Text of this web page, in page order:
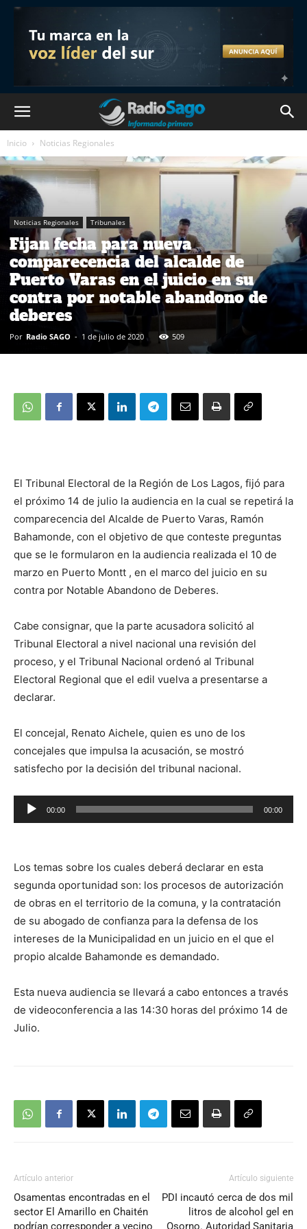
Inicio Noticias Regionales
Noticias Regionales Tribunales
Fijan fecha para nueva
comparecencia del alcalde de
Puerto Varas en el juicio en su
contra por notable abandono de
deberes
Por Radio SAGO - 1 de julio de 2020 509
El Tribunal Electoral de la Región de Los Lagos, fijó para
el próximo 14 de julio la audiencia en la cual se repetirá la
comparecencia del Alcalde de Puerto Varas, Ramón
Bahamonde, con el objetivo de que conteste preguntas
que se le formularon en la audiencia realizada el 10 de
marzo en Puerto Montt , en el marco del juicio en su
contra por Notable Abandono de Deberes.
Cabe consignar, que la parte acusadora solicitó al
Tribunal Electoral a nivel nacional una revisión del
proceso, y el Tribunal Nacional ordenó al Tribunal
Electoral Regional que el edil vuelva a presentarse a
declarar.
El concejal, Renato Aichele, quien es uno de los
concejales que impulsa la acusación, se mostró
satisfecho por la decisión del tribunal nacional.
Reproductor
de
00:00 00:00
Los temas sobre los cuales deberá declarar en esta
segunda oportunidad son: los procesos de autorización
de obras en el territorio de la comuna, y la contratación
de su abogado de confianza para la defensa de los
intereses de la Municipalidad en un juicio en el que el
propio alcalde Bahamonde es demandado.
Esta nueva audiencia se llevará a cabo entonces a través
de videoconferencia a las 14:30 horas del próximo 14 de
Julio.
Artículo anterior
Osamentas encontradas en el
sector El Amarillo en Chaitén
podrían corresponder a vecino
Artículo siguiente
PDI incautó cerca de dos mil
litros de alcohol gel en
Osorno. Autoridad Sanitaria